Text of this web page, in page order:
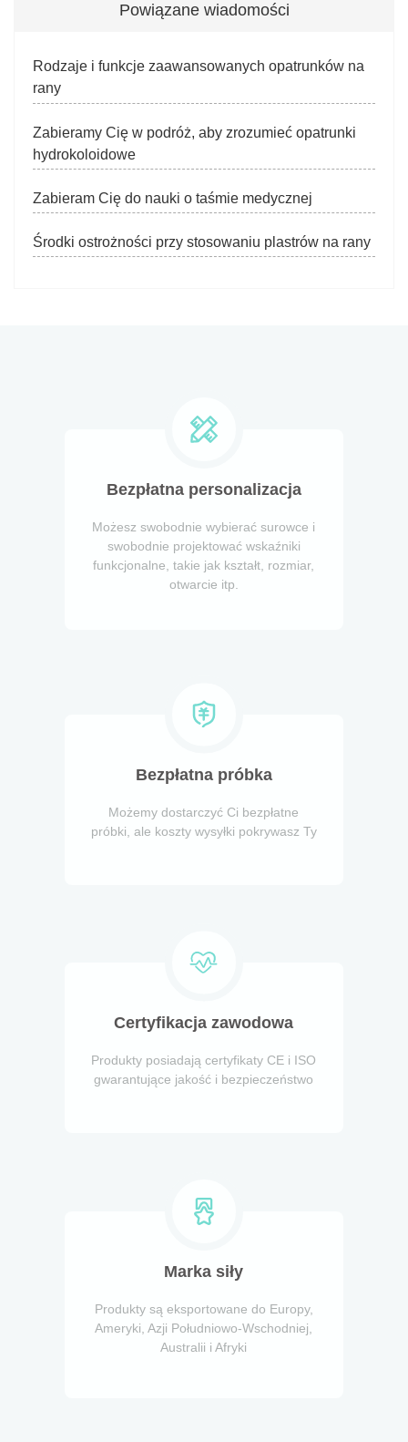
Powiązane wiadomości
Rodzaje i funkcje zaawansowanych opatrunków na
rany
Zabieramy Cię w podróż, aby zrozumieć opatrunki
hydrokoloidowe
Zabieram Cię do nauki o taśmie medycznej
Środki ostrożności przy stosowaniu plastrów na rany
Bezpłatna personalizacja
Możesz swobodnie wybierać surowce i
swobodnie projektować wskaźniki
funkcjonalne, takie jak kształt, rozmiar,
otwarcie itp.
Bezpłatna próbka
Możemy dostarczyć Ci bezpłatne
próbki, ale koszty wysyłki pokrywasz Ty
Certyfikacja zawodowa
Produkty posiadają certyfikaty CE i ISO
gwarantujące jakość i bezpieczeństwo
Marka siły
Produkty są eksportowane do Europy,
Ameryki, Azji Południowo-Wschodniej,
Australii i Afryki